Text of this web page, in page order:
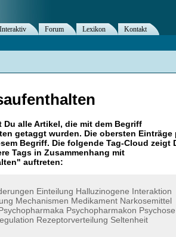
alle Artikel, die mit dem Begriff
getaggt wurden. Die obersten Einträge
Begriff. Die folgende Tag-Cloud zeigt
Tags in Zusammenhang mit
" auftreten:
Einteilung Halluzinogene Interaktion
Mechanismen Medikament Narkosemittel
Psychopharmakon Psychose
Rezeptorverteilung Seltenheit
Interaktiv Forum Lexikon
Kontakt